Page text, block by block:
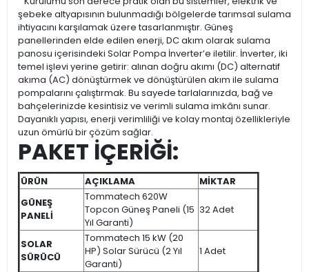
şebeke altyapısının bulunmadığı bölgelerde tarımsal sulama
ihtiyacını karşılamak üzere tasarlanmıştır. Güneş
panellerinden elde edilen enerji, DC akım olarak sulama
panosu içerisindeki Solar Pompa İnverter’e iletilir. İnverter, iki
temel işlevi yerine getirir: alınan doğru akımı (DC) alternatif
akıma (AC) dönüştürmek ve dönüştürülen akım ile sulama
pompalarını çalıştırmak. Bu sayede tarlalarınızda, bağ ve
bahçelerinizde kesintisiz ve verimli sulama imkânı sunar.
Dayanıklı yapısı, enerji verimliliği ve kolay montaj özellikleriyle
uzun ömürlü bir çözüm sağlar.
PAKET İÇERİĞİ:
ÜRÜN AÇIKLAMA
MİKTAR
GÜNEŞ
PANELİ
Tommatech 620W
Topcon Güneş Paneli (15
Yıl Garanti)
32 Adet
SOLAR
SÜRÜCÜ
Tommatech 15 kW (20
HP) Solar Sürücü (2 Yıl
Garanti)
1 Adet